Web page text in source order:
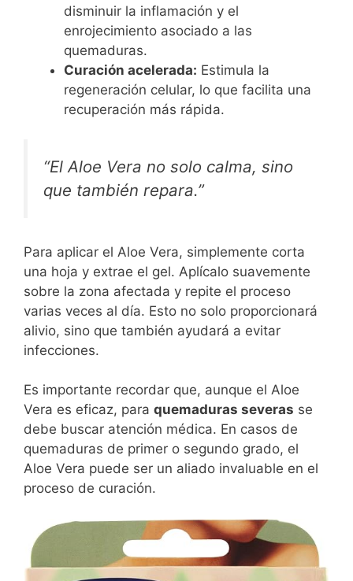
disminuir la inflamación y el
enrojecimiento asociado a las
quemaduras.
Curación acelerada: Estimula la
regeneración celular, lo que facilita una
recuperación más rápida.
“El Aloe Vera no solo calma, sino
que también repara.”
Para aplicar el Aloe Vera, simplemente corta
una hoja y extrae el gel. Aplícalo suavemente
sobre la zona afectada y repite el proceso
varias veces al día. Esto no solo proporcionará
alivio, sino que también ayudará a evitar
infecciones.
Es importante recordar que, aunque el Aloe
Vera es eficaz, para quemaduras severas se
debe buscar atención médica. En casos de
quemaduras de primer o segundo grado, el
Aloe Vera puede ser un aliado invaluable en el
proceso de curación.